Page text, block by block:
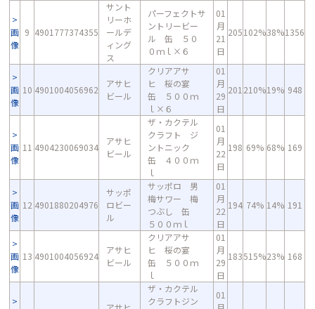
画
像
9 4901777374355
サント
リーホ
ールデ
ィング
ス
パーフェクトサ
ントリービー
ル 缶 ５０
０ｍｌ×６
01
月
21
日
205102%38%1356
画
像
10 4901004056962
アサヒ
ビール
クリアアサ
ヒ 桜の宴
缶 ５００ｍ
ｌ×６
01
月
29
日
201 210%19% 948
画
像
11 4904230069034
アサヒ
ビール
ザ・カクテル
クラフト ジ
ントニック
缶 ４００ｍ
ｌ
01
月
22
日
198 69% 68% 169
画
像
12 4901880204976
サッポ
ロビー
ル
サッポロ 男
梅サワー 梅
つぶし 缶
５００ｍｌ
01
月
22
日
194 74% 14% 191
画
像
13 4901004056924
アサヒ
ビール
クリアアサ
ヒ 桜の宴
缶 ５００ｍ
ｌ
01
月
29
日
183515%23% 168
ザ・カクテル
クラフトジン
01